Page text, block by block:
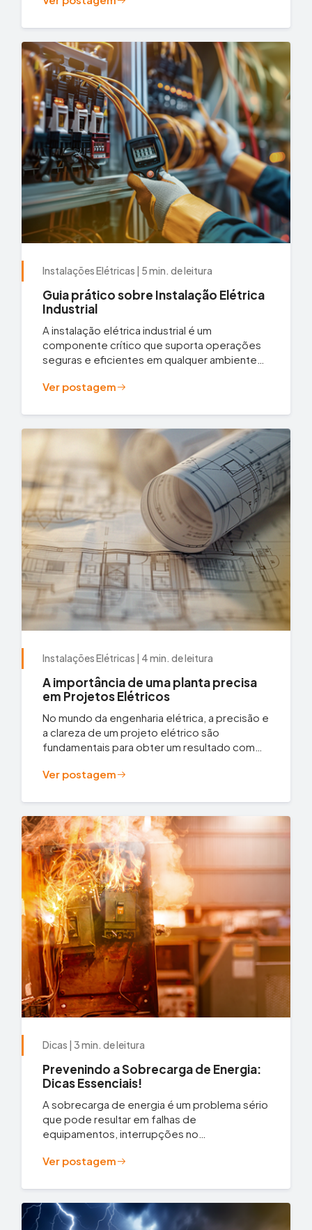
Instalações Elétricas | 5 min. de leitura
Guia prático sobre Instalação Elétrica
Industrial
A instalação elétrica industrial é um
componente crítico que suporta operações
seguras e eficientes em qualquer ambiente
Ver postagem
Instalações Elétricas | 4 min. de leitura
A importância de uma planta precisa
em Projetos Elétricos
No mundo da engenharia elétrica, a precisão e
a clareza de um projeto elétrico são
fundamentais para obter um resultado com
Ver postagem
Dicas | 3 min. de leitura
Prevenindo a Sobrecarga de Energia:
Dicas Essenciais!
A sobrecarga de energia é um problema sério
que pode resultar em falhas de
equipamentos, interrupções no
incêndios. Com...
Ver postagem